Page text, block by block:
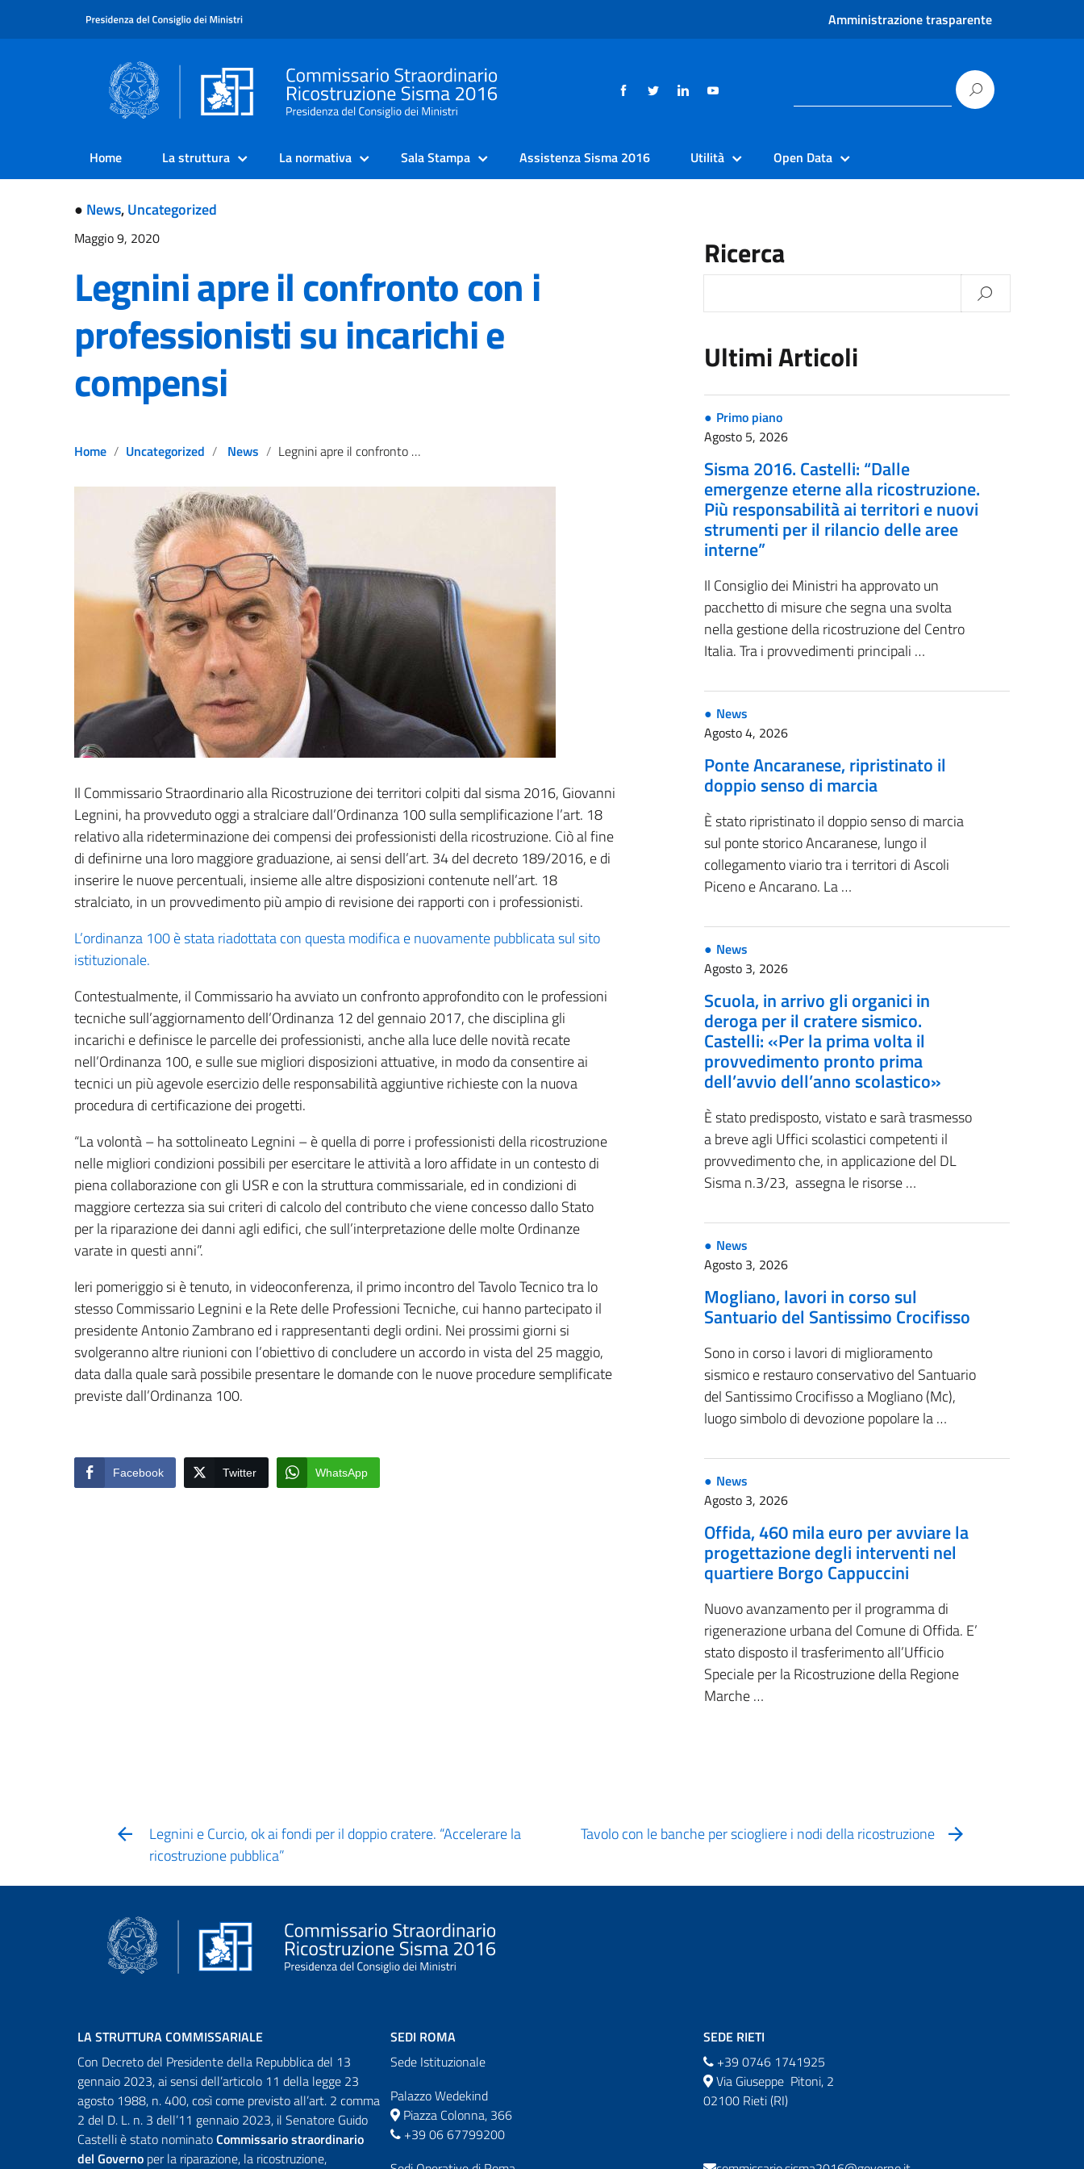
Amministrazione trasparente
Home La struttura La normativa Sala Stampa Assistenza Sisma 2016 Utilità Open Data
● News,Uncategorized
Maggio 9, 2020
Legnini apre il confronto con i
professionisti su incarichi e
compensi
Home Uncategorized News Legnini apre il confronto con i professionisti su incarichi e compensi
Il Commissario Straordinario alla Ricostruzione dei territori colpiti dal sisma 2016, Giovanni
Legnini, ha provveduto oggi a stralciare dall’Ordinanza 100 sulla semplificazione l’art. 18
relativo alla rideterminazione dei compensi dei professionisti della ricostruzione. Ciò al fine
di definirne una loro maggiore graduazione, ai sensi dell’art. 34 del decreto 189/2016, e di
inserire le nuove percentuali, insieme alle altre disposizioni contenute nell’art. 18
stralciato, in un provvedimento più ampio di revisione dei rapporti con i professionisti.
L’ordinanza 100 è stata riadottata con questa modifica e nuovamente pubblicata sul sito
istituzionale.
Contestualmente, il Commissario ha avviato un confronto approfondito con le professioni
tecniche sull’aggiornamento dell’Ordinanza 12 del gennaio 2017, che disciplina gli
incarichi e definisce le parcelle dei professionisti, anche alla luce delle novità recate
nell’Ordinanza 100, e sulle sue migliori disposizioni attuative, in modo da consentire ai
tecnici un più agevole esercizio delle responsabilità aggiuntive richieste con la nuova
procedura di certificazione dei progetti.
“La volontà – ha sottolineato Legnini – è quella di porre i professionisti della ricostruzione
nelle migliori condizioni possibili per esercitare le attività a loro affidate in un contesto di
piena collaborazione con gli USR e con la struttura commissariale, ed in condizioni di
maggiore certezza sia sui criteri di calcolo del contributo che viene concesso dallo Stato
per la riparazione dei danni agli edifici, che sull’interpretazione delle molte Ordinanze
varate in questi anni”.
Ieri pomeriggio si è tenuto, in videoconferenza, il primo incontro del Tavolo Tecnico tra lo
stesso Commissario Legnini e la Rete delle Professioni Tecniche, cui hanno partecipato il
presidente Antonio Zambrano ed i rappresentanti degli ordini. Nei prossimi giorni si
svolgeranno altre riunioni con l’obiettivo di concludere un accordo in vista del 25 maggio,
data dalla quale sarà possibile presentare le domande con le nuove procedure semplificate
previste dall’Ordinanza 100.
Facebook Twitter WhatsApp
Ricerca
Ultimi Articoli
Primo piano
Agosto 5, 2026
Sisma 2016. Castelli: “Dalle
emergenze eterne alla ricostruzione.
Più responsabilità ai territori e nuovi
strumenti per il rilancio delle aree
interne”
Il Consiglio dei Ministri ha approvato un
pacchetto di misure che segna una svolta
nella gestione della ricostruzione del Centro
Italia. Tra i provvedimenti principali …
News
Agosto 4, 2026
Ponte Ancaranese, ripristinato il
doppio senso di marcia
È stato ripristinato il doppio senso di marcia
sul ponte storico Ancaranese, lungo il
collegamento viario tra i territori di Ascoli
Piceno e Ancarano. La …
News
Agosto 3, 2026
Scuola, in arrivo gli organici in
deroga per il cratere sismico.
Castelli: «Per la prima volta il
provvedimento pronto prima
dell’avvio dell’anno scolastico»
È stato predisposto, vistato e sarà trasmesso
a breve agli Uffici scolastici competenti il
provvedimento che, in applicazione del DL
Sisma n.3/23, assegna le risorse …
News
Agosto 3, 2026
Mogliano, lavori in corso sul
Santuario del Santissimo Crocifisso
Sono in corso i lavori di miglioramento
sismico e restauro conservativo del Santuario
del Santissimo Crocifisso a Mogliano (Mc),
luogo simbolo di devozione popolare la …
News
Agosto 3, 2026
Offida, 460 mila euro per avviare la
progettazione degli interventi nel
quartiere Borgo Cappuccini
Nuovo avanzamento per il programma di
rigenerazione urbana del Comune di Offida. E’
stato disposto il trasferimento all’Ufficio
Speciale per la Ricostruzione della Regione
Marche …
Legnini e Curcio, ok ai fondi per il doppio cratere. “Accelerare la
ricostruzione pubblica”
Tavolo con le banche per sciogliere i nodi della ricostruzione
LA STRUTTURA COMMISSARIALE
Con Decreto del Presidente della Repubblica del 13
gennaio 2023, ai sensi dell’articolo 11 della legge 23
agosto 1988, n. 400, così come previsto all’art. 2 comma
2 del D. L. n. 3 dell’11 gennaio 2023, il Senatore Guido
Castelli è stato nominatoCommissario straordinario
del Governo per la riparazione, la ricostruzione,
SEDI ROMA
Sede Istituzionale
Palazzo Wedekind
Piazza Colonna, 366
+39 06 67799200
SEDE RIETI
+39 0746 1741925
Via Giuseppe Pitoni, 2
02100 Rieti (RI)